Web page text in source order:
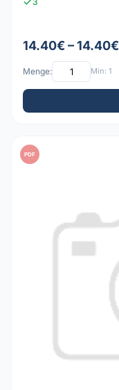
14.40€ – 14.40€
Menge: Min: 1
PDF